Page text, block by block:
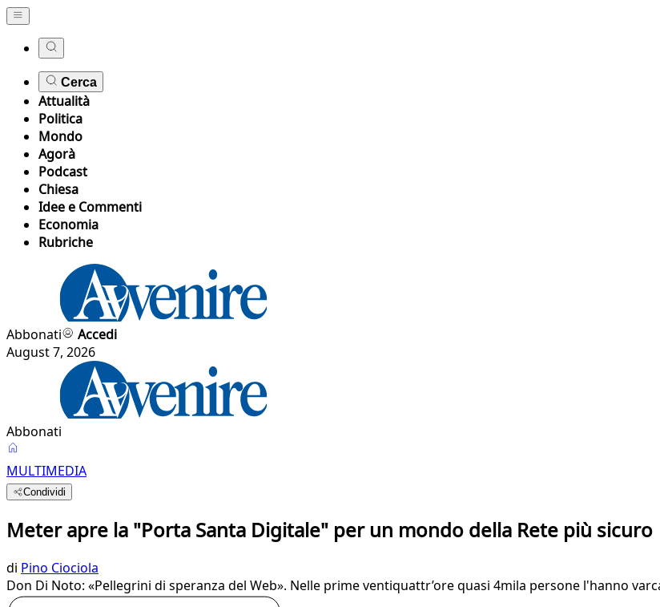
Cerca
Attualità
Politica
Mondo
Agorà
Podcast
Chiesa
Idee e Commenti
Economia
Rubriche
Abbonati
Accedi
August 7, 2026
Abbonati
MULTIMEDIA
Condividi
Meter apre la "Porta Santa Digitale" per un mondo della Rete più sicuro
di Pino Ciociola
Don Di Noto: «Pellegrini di speranza del Web». Nelle prime ventiquattr’ore quasi 4mila persone l'hanno